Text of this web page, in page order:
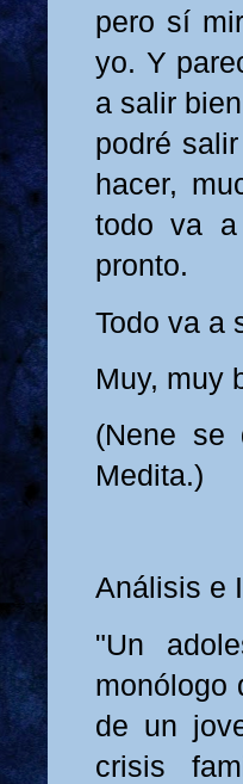
pero sí
yo. Y
a salir
podré
hacer,
todo va
pronto.
Todo va a
Muy, muy
(Nene se
Medita.)
Análisis e
"Un
monólogo
de un
crisis